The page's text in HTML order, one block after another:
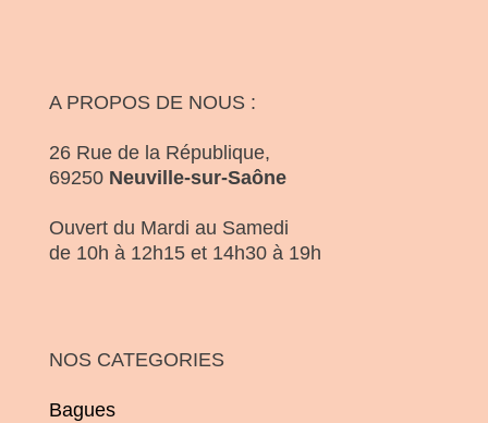
A PROPOS DE NOUS :
26 Rue de la République,
69250 Neuville-sur-Saône
Ouvert du Mardi au Samedi
de 10h à 12h15 et 14h30 à 19h
NOS CATEGORIES
Bagues